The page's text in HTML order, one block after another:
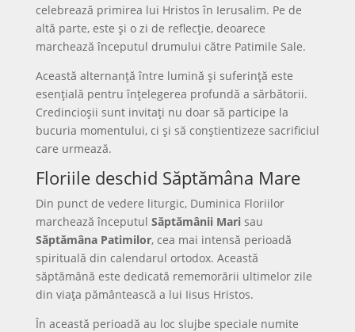
celebrează primirea lui Hristos în Ierusalim. Pe de
altă parte, este și o zi de reflecție, deoarece
marchează începutul drumului către Patimile Sale.
Această alternanță între lumină și suferință este
esențială pentru înțelegerea profundă a sărbătorii.
Credincioșii sunt invitați nu doar să participe la
bucuria momentului, ci și să conștientizeze sacrificiul
care urmează.
Floriile deschid Săptămâna Mare
Din punct de vedere liturgic, Duminica Floriilor
marchează începutul Săptămânii Marisau
Săptămâna Patimilor, cea mai intensă perioadă
spirituală din calendarul ortodox. Această
săptămână este dedicată rememorării ultimelor zile
din viața pământească a lui Iisus Hristos.
În această perioadă au loc slujbe speciale numite